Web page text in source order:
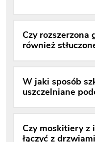
Czy rozszerzona
również
W jaki sposób
uszczelniane
Czy moskitiery z
łączyć z